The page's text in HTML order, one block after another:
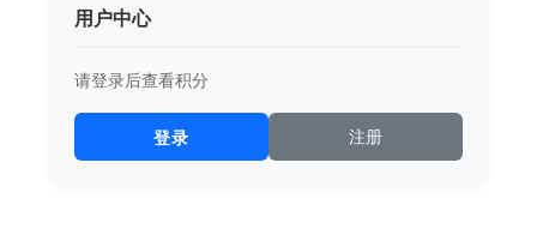
用户中心
请登录后查看积分
登录 注册